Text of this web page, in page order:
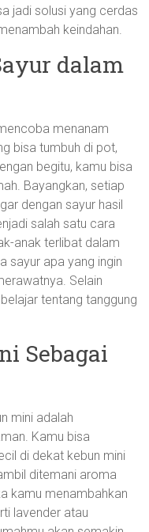
jadi solusi yang cerdas
keindahan.
dalam
menanam
bisa tumbuh di pot,
begitu, kamu bisa
Bayangkan, setiap
dengan sayur hasil
salah satu cara
anak terlibat dalam
sayur apa yang ingin
Selain
tentang tanggung
Sebagai
mini adalah
Kamu bisa
di dekat kebun mini
ditemani aroma
kamu menambahkan
lavender atau